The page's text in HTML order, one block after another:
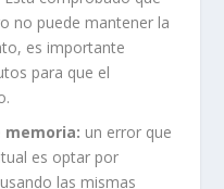
no puede mantener la
es importante
para que el
memoria: un error que
es optar por
las mismas